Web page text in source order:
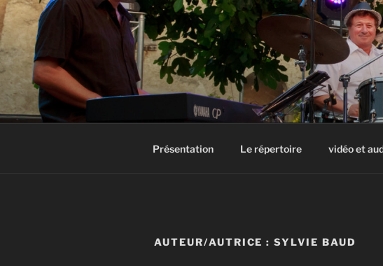
Aller
au
contenu
principal
GROUPE JAZZ
Groupe Jazz 74 Thonon Douvaine Geneve
Présentation Le répertoire vidéo et
AUTEUR/AUTRICE :SYLVIE BAUD